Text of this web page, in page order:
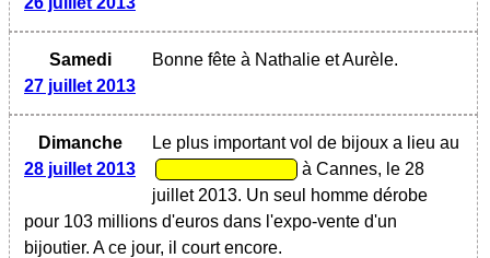
Samedi
27 juillet 2013
Bonne fête à Nathalie et Aurèle.
Dimanche
28 juillet 2013
Le plus important vol de bijoux a lieu au
à Cannes, le 28
juillet 2013. Un seul homme dérobe
pour 103 millions d'euros dans l'expo-vente d'un
bijoutier. A ce jour, il court encore.